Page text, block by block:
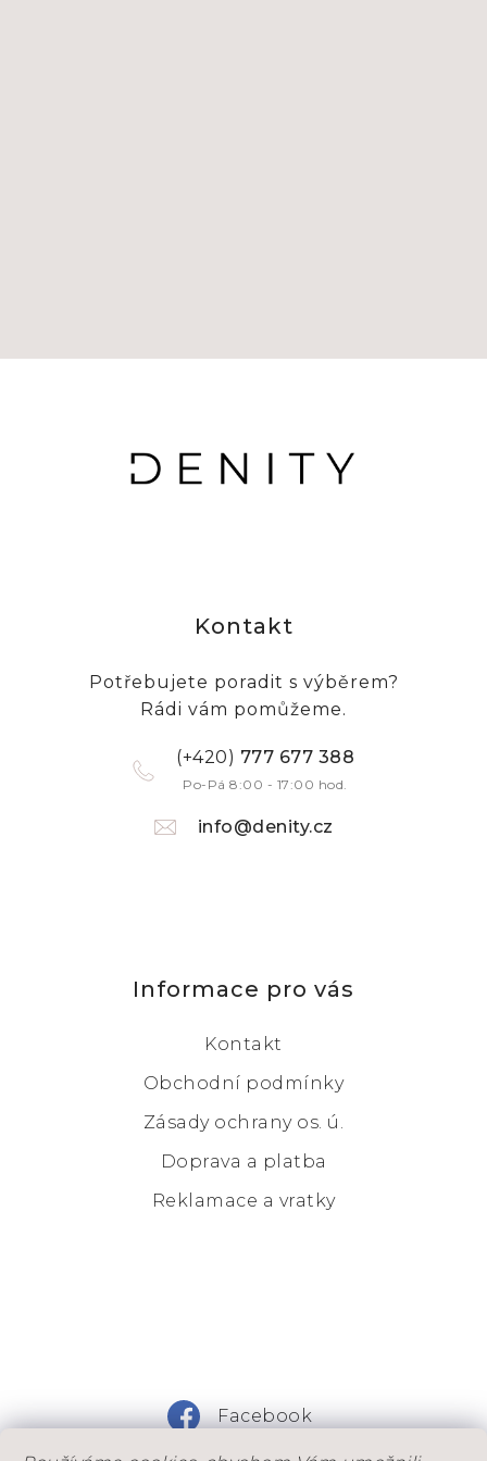
Kontakt
Potřebujete poradit s výběrem?
Rádi vám pomůžeme.
(+420) 777 677 388
Po-Pá 8:00 - 17:00 hod.
info@denity.cz
Informace pro vás
Kontakt
Obchodní podmínky
Zásady ochrany os. ú.
Doprava a platba
Reklamace a vratky
Facebook